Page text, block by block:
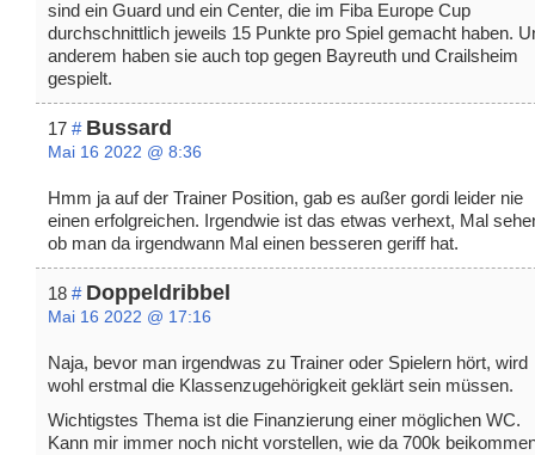
sind ein Guard und ein Center, die im Fiba Europe Cup
durchschnittlich jeweils 15 Punkte pro Spiel gemacht haben.
anderem haben sie auch top gegen Bayreuth und Crailsheim
gespielt.
17 # Bussard
Mai 16 2022 @ 8:36
Hmm ja auf der Trainer Position, gab es außer gordi leider nie
einen erfolgreichen. Irgendwie ist das etwas verhext, Mal
ob man da irgendwann Mal einen besseren geriff hat.
18 # Doppeldribbel
Mai 16 2022 @ 17:16
Naja, bevor man irgendwas zu Trainer oder Spielern hört, wird
wohl erstmal die Klassenzugehörigkeit geklärt sein müssen.
Wichtigstes Thema ist die Finanzierung einer möglichen WC.
Kann mir immer noch nicht vorstellen, wie da 700k